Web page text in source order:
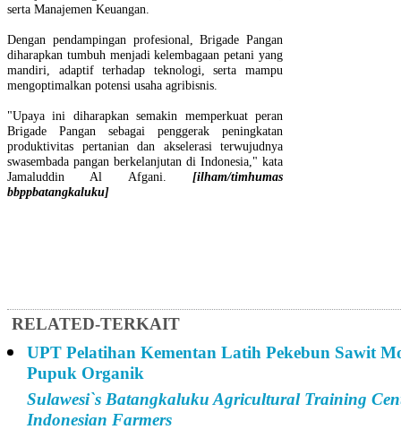
serta Manajemen Keuangan.
Dengan pendampingan profesional, Brigade Pangan
diharapkan tumbuh menjadi kelembagaan petani yang
mandiri, adaptif terhadap teknologi, serta mampu
mengoptimalkan potensi usaha agribisnis.
"Upaya ini diharapkan semakin memperkuat peran
Brigade Pangan sebagai penggerak peningkatan
produktivitas pertanian dan akselerasi terwujudnya
swasembada pangan berkelanjutan di Indonesia," kata
Jamaluddin Al Afgani. [ilham/timhumas
bbppbatangkaluku]
RELATED-TERKAIT
UPT Pelatihan Kementan Latih Pekebun Sawit
Pupuk Organik
Sulawesi`s Batangkaluku Agricultural Training
Indonesian Farmers